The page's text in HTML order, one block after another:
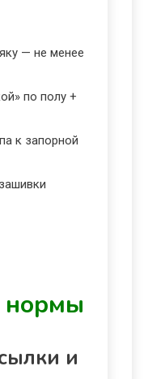
— не менее
по полу +
к запорной
нормы
и